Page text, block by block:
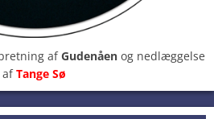
afGudenåen og nedlæggelse
afTange Sø